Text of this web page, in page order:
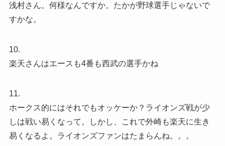
浅村さん。何様なんですか。たかが野球選手じゃないで
すかな。
10.
楽天さんはエースも4番も西武の選手かね
11.
ホークス的にはそれでもオッケーか？ライオンズ戦が少
しは戦い易くなって。しかし、これで外崎も楽天に生き
易くなるよ。ライオンズファンはたまらんね。。。